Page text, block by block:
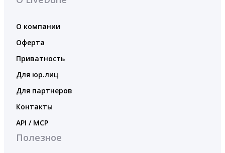
О компании
Оферта
Приватность
Для юр.лиц
Для партнеров
Контакты
API / MCP
Полезное